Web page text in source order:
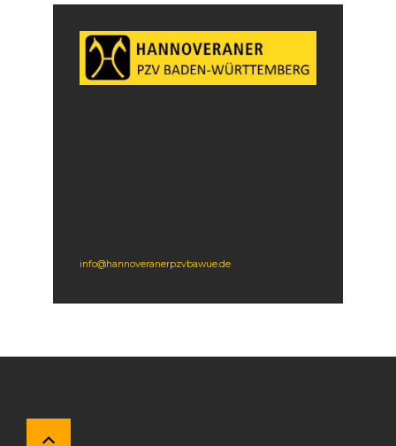
info@hannoveranerpzvbawue.de